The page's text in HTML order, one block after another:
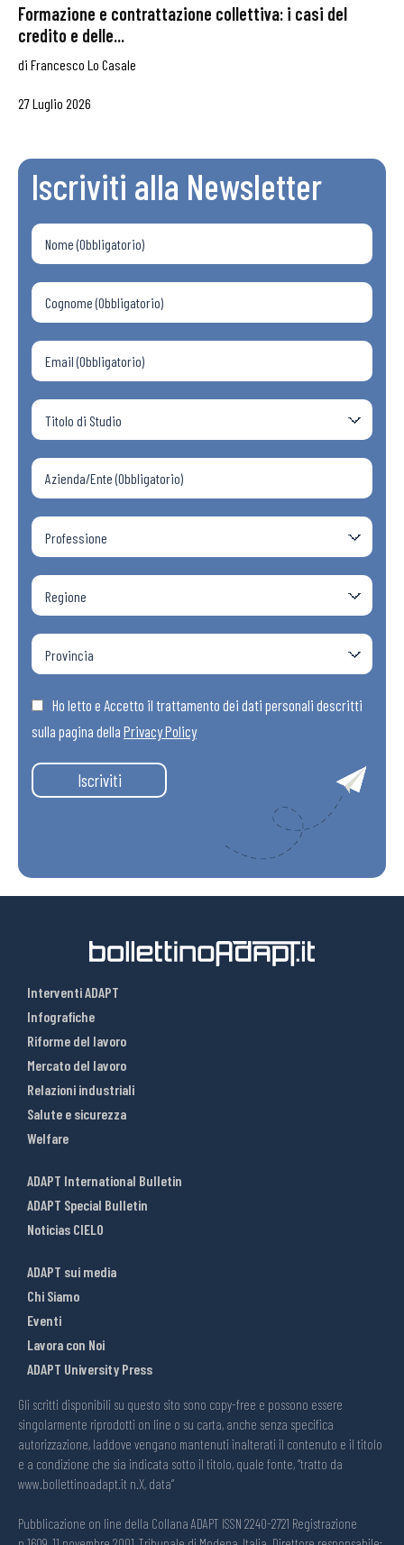
Formazione e contrattazione collettiva: i casi del
credito e delle...
di Francesco Lo Casale
27 Luglio 2026
Iscriviti alla Newsletter
Ho letto e Accetto il trattamento dei dati personali descritti
sulla pagina della Privacy Policy
Iscriviti
Interventi ADAPT
Infografiche
Riforme del lavoro
Mercato del lavoro
Relazioni industriali
Salute e sicurezza
Welfare
ADAPT International Bulletin
ADAPT Special Bulletin
Noticias CIELO
ADAPT sui media
Chi Siamo
Eventi
Lavora con Noi
ADAPT University Press
Gli scritti disponibili su questo sito sono copy-free e possono essere
singolarmente riprodotti on line o su carta, anche senza specifica
autorizzazione, laddove vengano mantenuti inalterati il contenuto e il titolo
e a condizione che sia indicata sotto il titolo, quale fonte, “tratto da
www.bollettinoadapt.it n.X, data“
Pubblicazione on line della Collana ADAPT ISSN 2240-2721 Registrazione